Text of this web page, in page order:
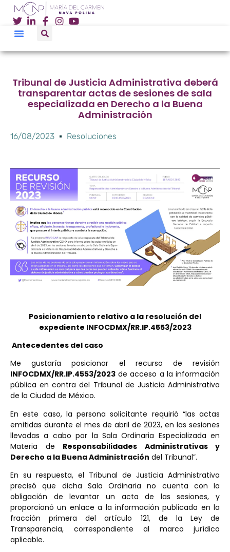
Tribunal de Justicia Administrativa deberá
transparentar actas de sesiones de sala
especializada en Derecho a la Buena
Administración
16/08/2023 Resoluciones
Posicionamiento relativo a la resolución del
expediente INFOCDMX/RR.IP.4553/2023
Antecedentes del caso
Me gustaría posicionar el recurso de revisión
INFOCDMX/RR.IP.4553/2023 de acceso a la información
pública en contra del Tribunal de Justicia Administrativa
de la Ciudad de México.
En este caso, la persona solicitante requirió “las actas
emitidas durante el mes de abril de 2023, en las sesiones
llevadas a cabo por la Sala Ordinaria Especializada en
Materia de Responsabilidades Administrativas y
Derecho a la Buena Administración del Tribunal”.
En su respuesta, el Tribunal de Justicia Administrativa
precisó que dicha Sala Ordinaria no cuenta con la
obligación de levantar un acta de las sesiones, y
proporcionó un enlace a la información publicada en la
fracción primera del artículo 121, de la Ley de
Transparencia, correspondiente al marco jurídico
aplicable.